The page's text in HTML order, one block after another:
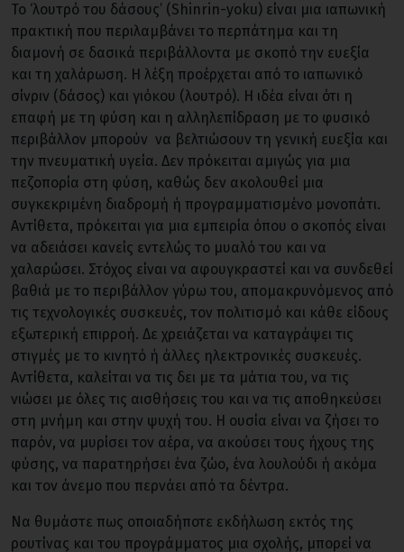
Το ‘λουτρό του δάσους’ (Shinrin-yoku) είναι μια ιαπωνική
πρακτική που περιλαμβάνει το περπάτημα και τη
διαμονή σε δασικά περιβάλλοντα με σκοπό την ευεξία
και τη χαλάρωση. Η λέξη προέρχεται από το ιαπωνικό
σίνριν (δάσος) και γιόκου (λουτρό). Η ιδέα είναι ότι η
επαφή με τη φύση και η αλληλεπίδραση με το φυσικό
περιβάλλον μπορούν να βελτιώσουν τη γενική ευεξία και
την πνευματική υγεία. Δεν πρόκειται αμιγώς για μια
πεζοπορία στη φύση, καθώς δεν ακολουθεί μια
συγκεκριμένη διαδρομή ή προγραμματισμένο μονοπάτι.
Αντίθετα, πρόκειται για μια εμπειρία όπου ο σκοπός είναι
να αδειάσει κανείς εντελώς το μυαλό του και να
χαλαρώσει. Στόχος είναι να αφουγκραστεί και να συνδεθεί
βαθιά με το περιβάλλον γύρω του, απομακρυνόμενος από
τις τεχνολογικές συσκευές, τον πολιτισμό και κάθε είδους
εξωτερική επιρροή. Δε χρειάζεται να καταγράψει τις
στιγμές με το κινητό ή άλλες ηλεκτρονικές συσκευές.
Αντίθετα, καλείται να τις δει με τα μάτια του, να τις
νιώσει με όλες τις αισθήσεις του και να τις αποθηκεύσει
στη μνήμη και στην ψυχή του. Η ουσία είναι να ζήσει το
παρόν, να μυρίσει τον αέρα, να ακούσει τους ήχους της
φύσης, να παρατηρήσει ένα ζώο, ένα λουλούδι ή ακόμα
και τον άνεμο που περνάει από τα δέντρα.
Να θυμάστε πως οποιαδήποτε εκδήλωση εκτός της
ρουτίνας και του προγράμματος μια σχολής, μπορεί να